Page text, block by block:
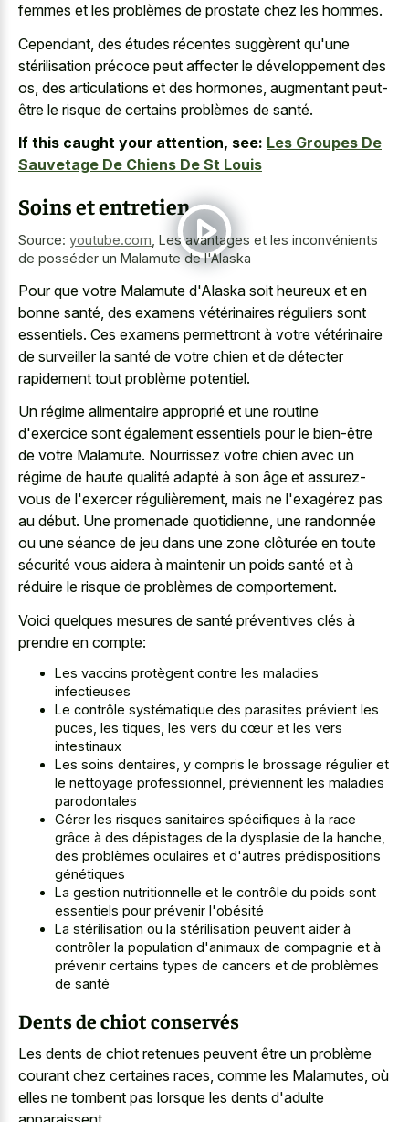
femmes et les problèmes de prostate chez les hommes.
Cependant, des études récentes suggèrent qu'une
stérilisation précoce peut affecter le développement des
os, des articulations et des hormones, augmentant peut-
être le risque de certains problèmes de santé.
If this caught your attention, see: Les Groupes De
Sauvetage De Chiens De St Louis
Soins et entretien
Source: youtube.com Les avantages et les inconvénients
de posséder un Malamute de l'Alaska
Pour que votre Malamute d'Alaska soit heureux et en
bonne santé, des examens vétérinaires réguliers sont
essentiels. Ces examens permettront à votre vétérinaire
de surveiller la santé de votre chien et de détecter
rapidement tout problème potentiel.
Un régime alimentaire approprié et une routine
d'exercice sont également essentiels pour le bien-être
de votre Malamute. Nourrissez votre chien avec un
régime de haute qualité adapté à son âge et assurez-
vous de l'exercer régulièrement, mais ne l'exagérez pas
au début. Une promenade quotidienne, une randonnée
ou une séance de jeu dans une zone clôturée en toute
sécurité vous aidera à maintenir un poids santé et à
réduire le risque de problèmes de comportement.
Voici quelques mesures de santé préventives clés à
prendre en compte:
Les vaccins protègent contre les maladies
infectieuses
Le contrôle systématique des parasites prévient les
puces, les tiques, les vers du cœur et les vers
intestinaux
Les soins dentaires, y compris le brossage régulier et
le nettoyage professionnel, préviennent les maladies
parodontales
Gérer les risques sanitaires spécifiques à la race
grâce à des dépistages de la dysplasie de la hanche,
des problèmes oculaires et d'autres prédispositions
génétiques
La gestion nutritionnelle et le contrôle du poids sont
essentiels pour prévenir l'obésité
La stérilisation ou la stérilisation peuvent aider à
contrôler la population d'animaux de compagnie et à
prévenir certains types de cancers et de problèmes
de santé
Dents de chiot conservés
Les dents de chiot retenues peuvent être un problème
courant chez certaines races, comme les Malamutes, où
elles ne tombent pas lorsque les dents d'adulte